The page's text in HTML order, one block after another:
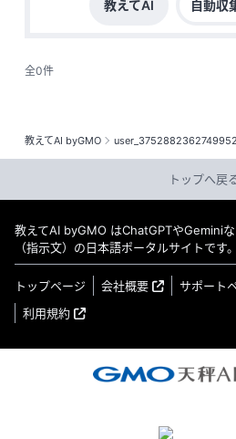
教えてAI byGMO
教えてAI 自動収
全0件
トップへ戻
教えてAI byGMO はChatGPTやGemini
（指示文）の日本語ポータルサイトです。
トップページ 会社概要 サポート
利用規約